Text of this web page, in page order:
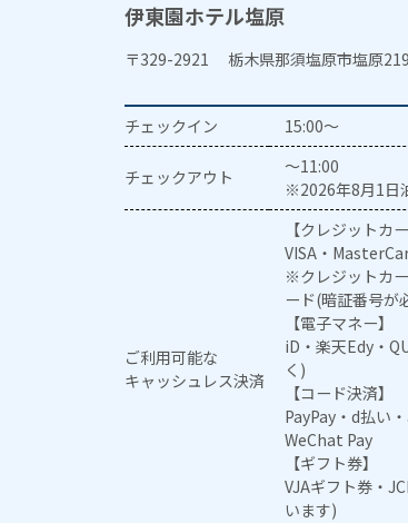
伊東園ホテル塩原
〒329-2921 栃木県那須塩原市塩原
チェックイン 15:00～
チェックアウト
～11:00
※2026年8月1日
ご利用可能な
キャッシュレス決済
【クレジットカー
VISA・
※クレジットカ
ード(暗証番号が
【電子マネー】
iD・楽天Edy・
く)
【コード決済】
PayPay・d払い
WeChat Pay
【ギフト券】
VJAギフト券・
います)